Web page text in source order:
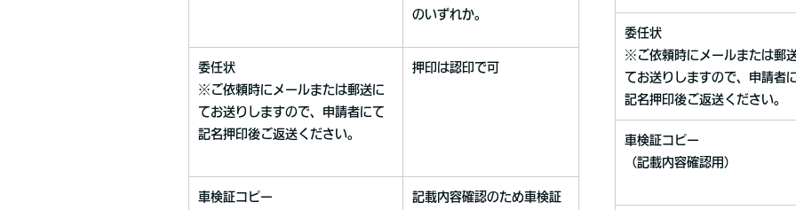
のいずれか。
委任状
※ご依頼時にメールまたは郵送に
てお送りしますので、申請者にて
記名押印後ご返送ください。
押印は認印で可
車検証コピー
記載内容確認のため車検証
委任状
※ご依頼時にメールまたは郵
てお送りしますので、申請者
記名押印後ご返送ください。
車検証コピー
（記載内容確認用）